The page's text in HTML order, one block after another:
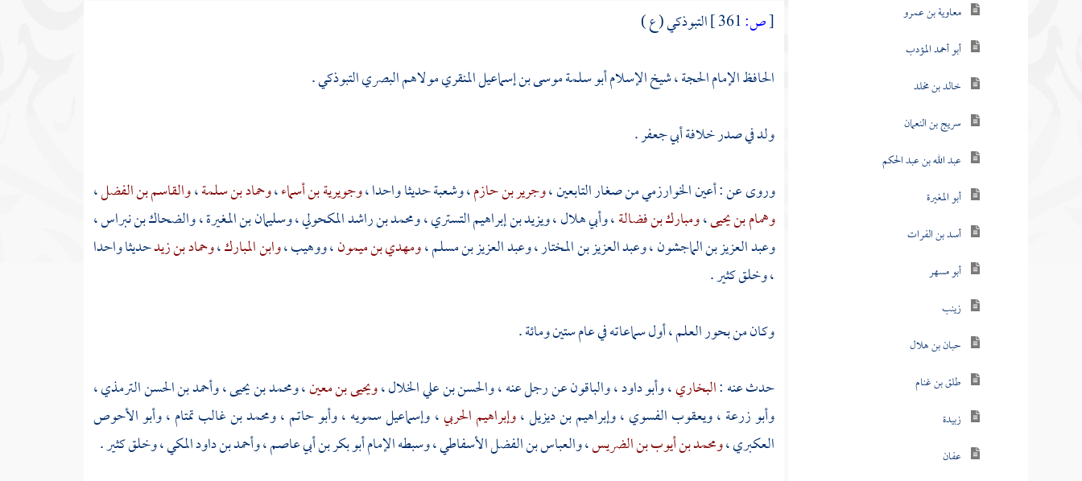
معاوية بن عمرو
أبو أحمد المؤدب
خالد بن مخلد
سريج بن النعمان
عبد الله بن عبد الحكم
أبو المغيرة
أسد بن الفرات
أبو مسهر
زينب
حبان بن هلال
طلق بن غنام
زبيدة
عفان
[ص:
التبوذكي ( ع )
الحافظ الإمام الحجة ، شيخ الإسلام أبو سلمة موسى بن إسماعيل المنقري مولاهم البصري التبوذكي .
ولد في صدر خلافةأبي جعفر.
وروى عن :أعين الخوارزميمن صغار التابعين ،وجرير بن حازم،وشعبةحديثا واحدا ،وجويرية بن أسماء،وحماد بن سلمة،والقاسم بن الفضل،
وهمام بن يحيى،ومبارك بن فضالة،وأبي هلال،ويزيد بن إبراهيم التستري،ومحمد بن راشد المكحولي،وسليمان بن المغيرة،والضحاك بن نبراس،
وعبد العزيز بن الماجشون،وعبد العزيز بن المختار،وعبد العزيز بن مسلم،ومهدي بن ميمون،ووهيب،وابن المبارك،وحماد بن زيدحديثا واحدا
، وخلق كثير .
وكان من بحور العلم ، أول سماعاته في عام ستين ومائة .
حدث عنه :البخاري،وأبو داود، والباقون عن رجل عنه ،والحسن بن علي الخلال،ويحيى بن معين،ومحمد بن يحيى،وأحمد بن الحسن الترمذي،
وأبو زرعة،ويعقوب الفسوي،وإبراهيم بن ديزيل،وإبراهيم الحربي،وإسماعيل سمويه،وأبو حاتم،ومحمد بن غالب تمتام،وأبو الأحوص
العكبري،ومحمد بن أيوب بن الضريس،والعباس بن الفضل الأسفاطي، وسبطهالإمام أبو بكر بن أبي عاصم،وأحمد بن داود المكي، وخلق كثير .